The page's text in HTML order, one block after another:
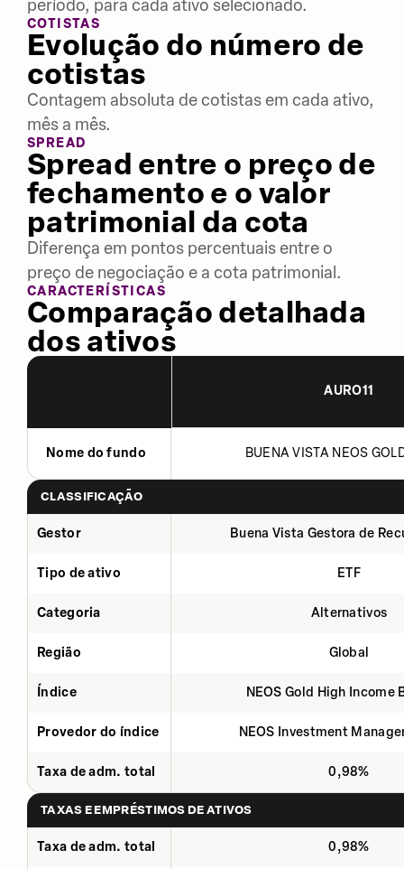
período, para cada ativo selecionado.
COTISTAS
Evolução do número de
cotistas
Contagem absoluta de cotistas em cada ativo,
mês a mês.
SPREAD
Spread entre o preço de
fechamento e o valor
patrimonial da cota
Diferença em pontos percentuais entre o
preço de negociação e a cota patrimonial.
CARACTERÍSTICAS
Comparação detalhada
dos ativos
AURO11
Nome do fundo BUENA VISTA NEOS
CLASSIFICAÇÃO
Gestor Buena Vista Gestora de
Tipo de ativo ETF
Categoria Alternativos
Região Global
Índice NEOS Gold High Income
Provedor do índice NEOS Investment
Taxa de adm. total 0,98%
TAXAS E EMPRÉSTIMOS DE ATIVOS
Taxa de adm. total 0,98%